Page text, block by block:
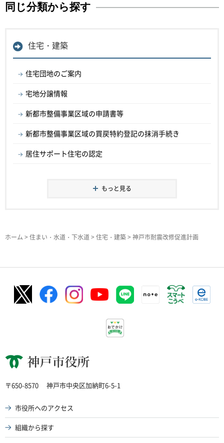
同じ分類から探す
住宅・建築
住宅団地のご案内
宅地分譲情報
新都市整備事業区域の申請書等
新都市整備事業区域の買戻特約登記の抹消手続き
居住サポート住宅の認定
もっと見る
ホーム > 住まい・水道・下水道 > 住宅・建築> 神戸市耐震改修促進計画
神戸市役所
〒650-8570 神戸市中央区加納町6-5-1
市役所へのアクセス
組織から探す